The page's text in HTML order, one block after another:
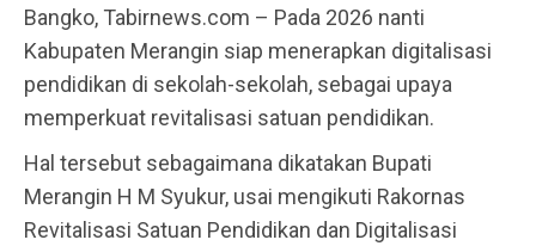
Bangko, Tabirnews.com – Pada 2026 nanti
Kabupaten Merangin siap menerapkan digitalisasi
pendidikan di sekolah-sekolah, sebagai upaya
memperkuat revitalisasi satuan pendidikan.
Hal tersebut sebagaimana dikatakan Bupati
Merangin H M Syukur, usai mengikuti Rakornas
Revitalisasi Satuan Pendidikan dan Digitalisasi